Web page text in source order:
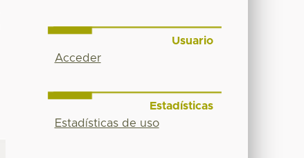
Usuario
Acceder
Estadísticas
Estadísticas de uso